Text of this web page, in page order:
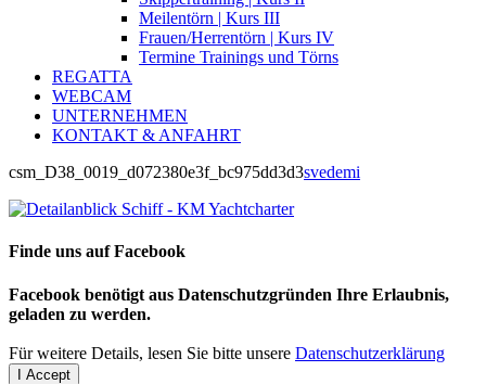
Meilentörn | Kurs III
Frauen/Herrentörn | Kurs IV
Termine Trainings und Törns
REGATTA
WEBCAM
UNTERNEHMEN
KONTAKT & ANFAHRT
csm_D38_0019_d072380e3f_bc975dd3d3svedemi
Finde uns auf Facebook
Facebook benötigt aus Datenschutzgründen Ihre Erlaubnis,
geladen zu werden.
Für weitere Details, lesen Sie bitte unsere Datenschutzerklärung
I Accept